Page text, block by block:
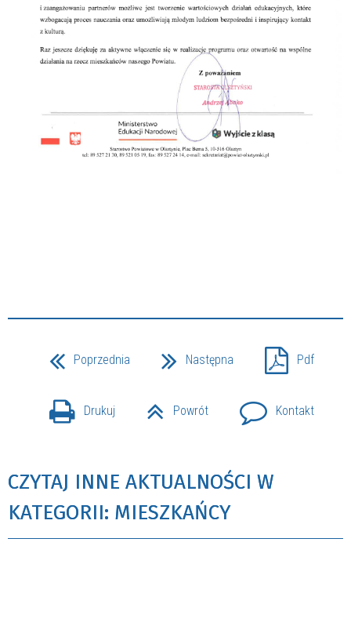
Poprzednia Następna Pdf
Drukuj Powrót Kontakt
CZYTAJ INNE AKTUALNOŚCI W
KATEGORII: MIESZKAŃCY